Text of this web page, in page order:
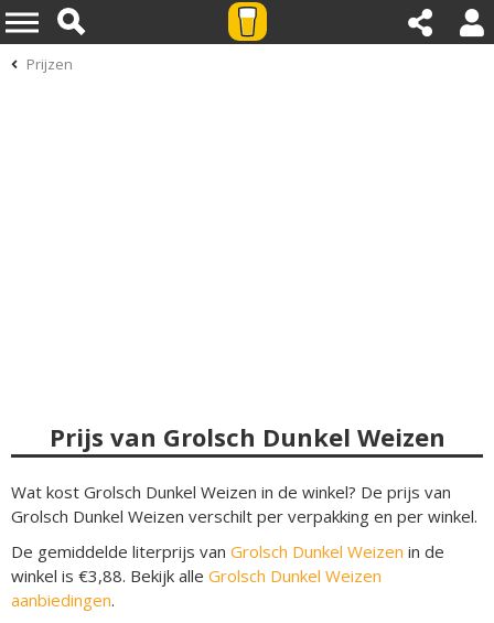
Prijzen
Prijs van Grolsch Dunkel Weizen
Wat kost Grolsch Dunkel Weizen in de winkel? De prijs van
Grolsch Dunkel Weizen verschilt per verpakking en per winkel.
De gemiddelde literprijs van Grolsch Dunkel Weizen in de
winkel is €3,88. Bekijk alle Grolsch Dunkel Weizen
aanbiedingen.